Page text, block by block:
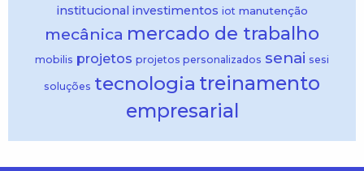
institucional investimentos iot manutenção
mecânica mercado de trabalho
mobilis projetos projetos personalizados senai sesi
soluções tecnologia treinamento
empresarial